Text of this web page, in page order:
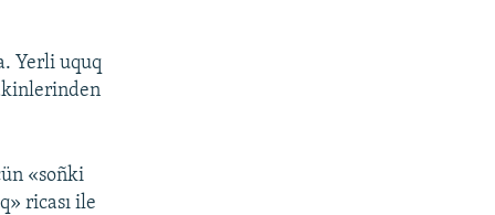
Yerli uquq
«soñki
ricası ile